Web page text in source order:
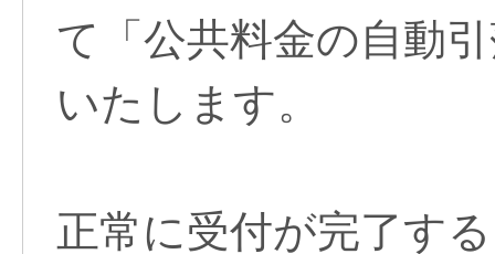
て「公共料金の自動
いたします。
正常に受付が完了す